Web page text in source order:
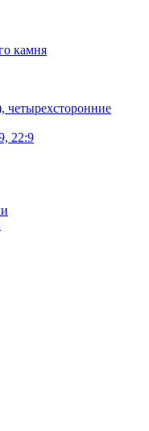
камня
четырехсторонние
22:9